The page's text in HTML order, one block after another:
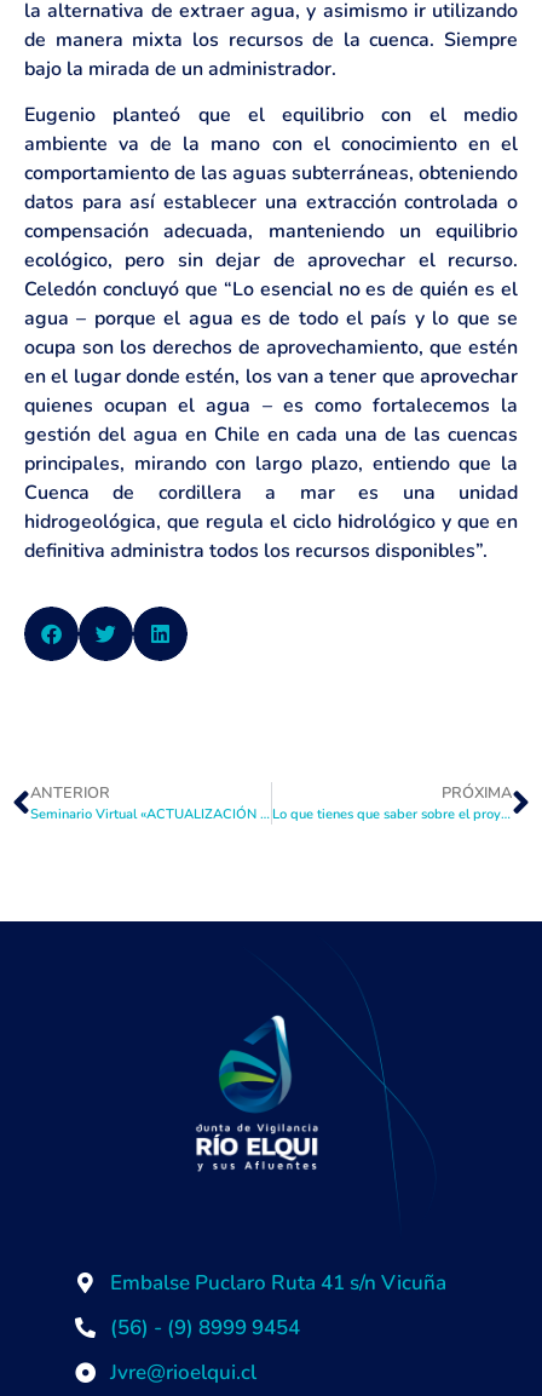
la alternativa de extraer agua, y asimismo ir utilizando
de manera mixta los recursos de la cuenca. Siempre
bajo la mirada de un administrador.
Eugenio planteó que el equilibrio con el medio
ambiente va de la mano con el conocimiento en el
comportamiento de las aguas subterráneas, obteniendo
datos para así establecer una extracción controlada o
compensación adecuada, manteniendo un equilibrio
ecológico, pero sin dejar de aprovechar el recurso.
Celedón concluyó que “Lo esencial no es de quién es el
agua – porque el agua es de todo el país y lo que se
ocupa son los derechos de aprovechamiento, que estén
en el lugar donde estén, los van a tener que aprovechar
quienes ocupan el agua – es como fortalecemos la
gestión del agua en Chile en cada una de las cuencas
principales, mirando con largo plazo, entiendo que la
Cuenca de cordillera a mar es una unidad
hidrogeológica, que regula el ciclo hidrológico y que en
definitiva administra todos los recursos disponibles”.
ANTERIOR
Seminario Virtual «ACTUALIZACIÓN DE LA DISPONIBILIDAD HÍDRICA DE LA REGIÓN DE COQUIMBO: JULIO 2021»
PRÓXIMA
Lo que tienes que saber sobre el proyecto de ley reforma del Código de Aguas
Embalse Puclaro Ruta 41 s/n Vicuña
(56) - (9) 8999 9454
Jvre@rioelqui.cl